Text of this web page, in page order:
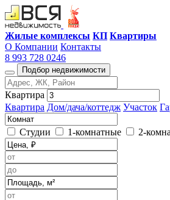
Жилые комплексы КП Квартиры
О Компании Контакты
8 993 728 0246
Подбор недвижимости
Квартира
Квартира Дом/дача/коттедж Участок
Студии 1-комнатные 2-